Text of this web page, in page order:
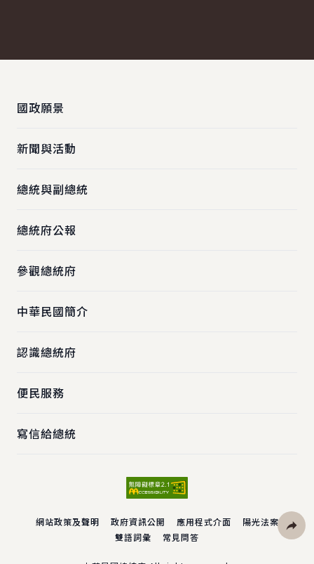
國政願景
新聞與活動
總統與副總統
總統府公報
參觀總統府
中華民國簡介
認識總統府
便民服務
寫信給總統
網站政策及聲明 政府資訊公開 應用程式介面
陽光法案
雙語詞彙
常見問答